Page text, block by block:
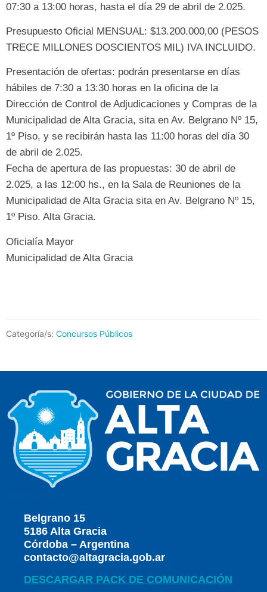
07:30 a 13:00 horas, hasta el día 29 de abril de 2.025.
Presupuesto Oficial MENSUAL: $13.200.000,00 (PESOS
TRECE MILLONES DOSCIENTOS MIL) IVA INCLUIDO.
Presentación de ofertas: podrán presentarse en días
hábiles de 7:30 a 13:30 horas en la oficina de la
Dirección de Control de Adjudicaciones y Compras de la
Municipalidad de Alta Gracia, sita en Av. Belgrano Nº 15,
1º Piso, y se recibirán hasta las 11:00 horas del día 30
de abril de 2.025.
Fecha de apertura de las propuestas: 30 de abril de
2.025, a las 12:00 hs., en la Sala de Reuniones de la
Municipalidad de Alta Gracia sita en Av. Belgrano Nº 15,
1º Piso. Alta Gracia.
Oficialía Mayor
Municipalidad de Alta Gracia
Categoría/s: Concursos Públicos
Belgrano 15
5186 Alta Gracia
Córdoba – Argentina
contacto@altagracia.gob.ar
DESCARGAR PACK DE COMUNICACIÓN